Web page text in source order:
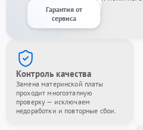
Гарантия от
сервиса
Контроль качества
Замена материнской платы
проходит многоэтапную
проверку — исключаем
недоработки и повторные сбои.